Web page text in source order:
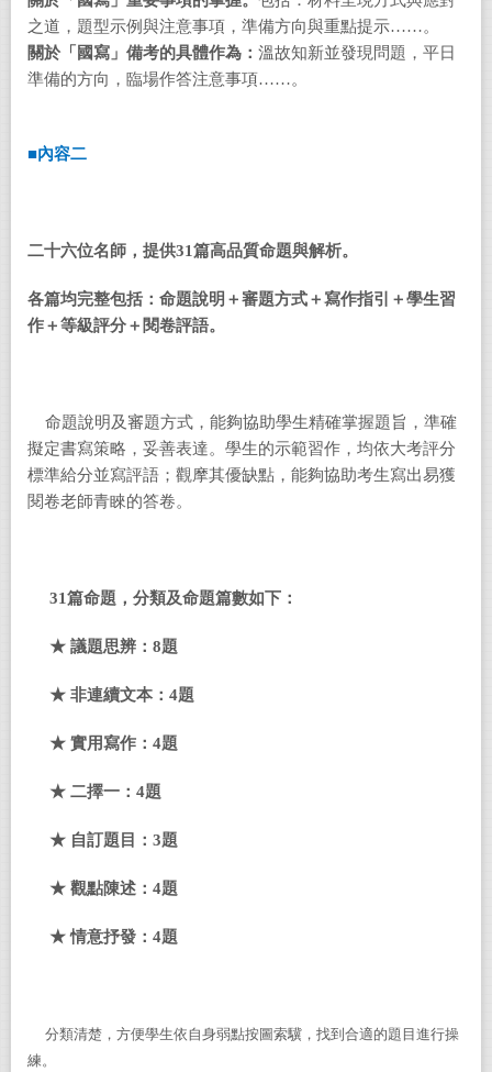
之道，題型示例與注意事項，準備方向與重點提示……。
關於「國寫」備考的具體作為： 溫故知新並發現問題，平日
準備的方向，臨場作答注意事項……。
■內容二
二十六位名師，提供31篇高品質命題與解析。
各篇均完整包括：命題說明＋審題方式＋寫作指引＋學生習
作＋等級評分＋閱卷評語。
命題說明及審題方式，能夠協助學生精確掌握題旨，準確
擬定書寫策略，妥善表達。學生的示範習作，均依大考評分
標準給分並寫評語；觀摩其優缺點，能夠協助考生寫出易獲
閱卷老師青睞的答卷。
31篇命題，分類及命題篇數如下：
★ 議題思辨：8題
★ 非連續文本：4題
★ 實用寫作：4題
★ 二擇一：4題
★ 自訂題目：3題
★ 觀點陳述：4題
★情意抒發：4題
分類清楚，方便學生依自身弱點按圖索驥，找到合適的題目進行操
練。